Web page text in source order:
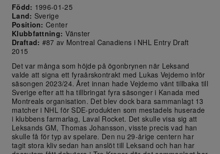
Född: 1996-01-25
Land: Sverige
Position: Center
Klubbfattning: Vänster
Draftad: #87 av Montreal Canadiens i NHL Entry Draft
2015
Det var många som höjde på ögonbrynen när Leksand
valde att signa ett fyraårskontrakt med Lukas Vejdemo inför
säsongen 2023/24. Året innan hade Vejdemo vänt tillbaka till
Sverige efter att ha tillbringat fyra säsonger i Kanada med
Montreals organisation. Det blev dock bara sammanlagt 13
matcher i NHL för SDE-produkten som mestadels huserade
i klubbens farmarlag, Laval Rocket. Det skulle visa sig att
Leksands GM, Thomas Johansson, visste precis vad han
skulle få för typ av spelare. Den nu 29-årige centern har
tagit stora kliv sedan han anslöt till Leksand och han har